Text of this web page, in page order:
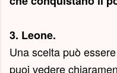
3. Leone.
Una scelta può
puoi vedere